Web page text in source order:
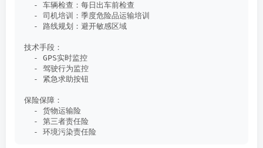
  - 车辆检查：每日出车前检查
  - 司机培训：季度危险品运输培训
  - 路线规划：避开敏感区域
技术手段：
  - GPS实时监控
  - 驾驶行为监控
  - 紧急求助按钮
保险保障：
  - 货物运输险
  - 第三者责任险
  - 环境污染责任险